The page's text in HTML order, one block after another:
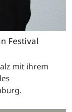
Festival
mit ihrem